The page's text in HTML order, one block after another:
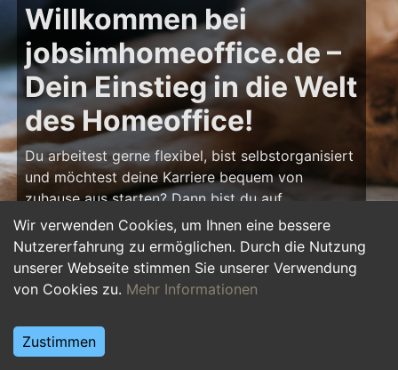
Wir verwenden Cookies, um Ihnen eine bessere
Nutzererfahrung zu ermöglichen. Durch die Nutzung
unserer Webseite stimmen Sie unserer Verwendung
von Cookies zu. Mehr Informationen
Zustimmen
Willkommen bei
jobsimhomeoffice.de –
Dein Einstieg in die Welt
des Homeoffice!
Du arbeitest gerne flexibel, bist selbstorganisiert
und möchtest deine Karriere bequem von
zuhause aus starten? Dann bist du auf
jobsimhomeoffice.de genau richtig! Hier findest
du zahlreiche Ausbildungsplätze, Praktika und
Jobs, die komplett oder teilweise im Homeoffice
erledigt werden können – von IT über Marketing
Starte deine Karriere im Homeoffice und gestalte
deinen Arbeitsalltag nach deinen Vorstellungen!